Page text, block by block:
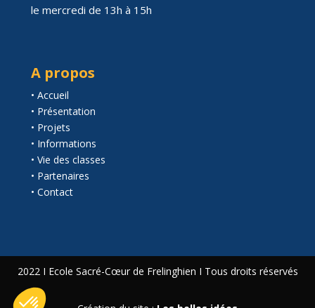
le mercredi de 13h à 15h
A propos
• Accueil
• Présentation
• Projets
• Informations
• Vie des classes
• Partenaires
• Contact
2022 I Ecole Sacré-Cœur de Frelinghien I Tous droits réservés